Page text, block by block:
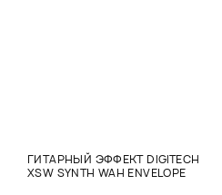
ГИТАРНЫЙ ЭФФЕКТ DIGITECH
XSW SYNTH WAH ENVELOPE